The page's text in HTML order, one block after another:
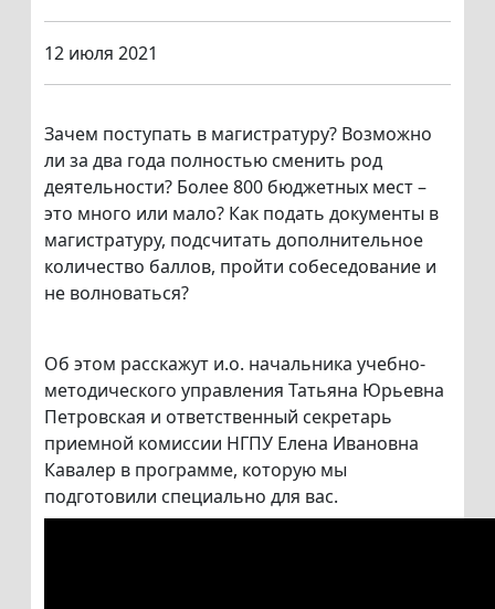
12 июля 2021
Зачем поступать в магистратуру? Возможно
ли за два года полностью сменить род
деятельности? Более 800 бюджетных мест –
это много или мало? Как подать документы в
магистратуру, подсчитать дополнительное
количество баллов, пройти собеседование и
не волноваться?
Об этом расскажут и.о. начальника учебно-
методического управления Татьяна Юрьевна
Петровская и ответственный секретарь
приемной комиссии НГПУ Елена Ивановна
Кавалер в программе, которую мы
подготовили специально для вас.